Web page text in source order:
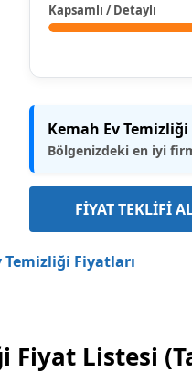
Kapsamlı / Detaylı
Kemah Ev
Bölgenizdeki en iyi
FİYAT TEKLİFİ
Temizliği Fiyatları
Fiyat Listesi